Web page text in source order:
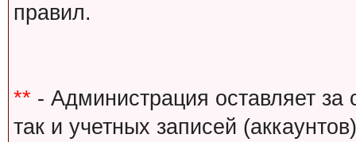
правил.
** - Администрация оставляет
так и учетных записей